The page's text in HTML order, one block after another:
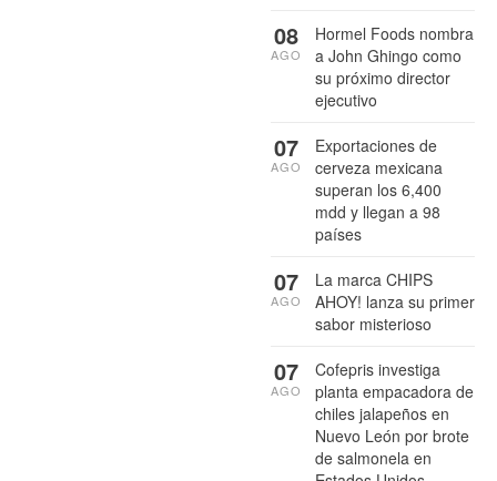
Hormel Foods nombra
a John Ghingo como
su próximo director
ejecutivo
08
AGO
Exportaciones de
cerveza mexicana
superan los 6,400
mdd y llegan a 98
países
07
AGO
La marca CHIPS
AHOY! lanza su primer
sabor misterioso
07
AGO
Cofepris investiga
planta empacadora de
chiles jalapeños en
Nuevo León por brote
de salmonela en
07
AGO